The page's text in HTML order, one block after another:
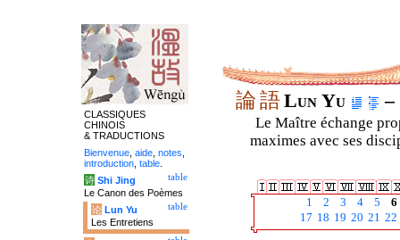
論語Lun Yu –
Le Maître échange
maximes avec ses
1 2 3 4 5
6
17 18 19 20 21 22
CLASSIQUES
CHINOIS
& TRADUCTIONS
Bienvenue aide notes
introduction table
table
诗 Shi Jing
Le Canon des Poèmes
table
论 Lun Yu
Les Entretiens